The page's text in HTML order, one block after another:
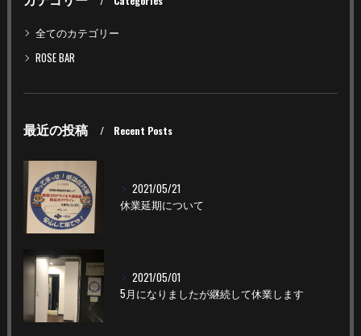
全てのカテゴリー
ROSE BAR
最近の投稿 Recent Posts
2021/05/21
休業延期について
2021/05/01
5月になりましたが継続して休業します